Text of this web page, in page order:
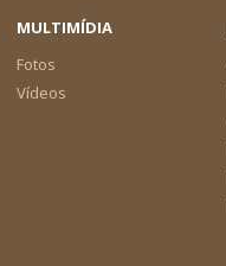
MULTIMÍDIA
Fotos
Vídeos